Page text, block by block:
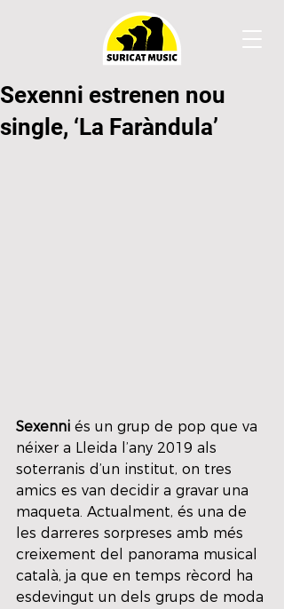
Sexenni estrenen nou
single, ‘La Faràndula’
Sexenni és un grup de pop que va
néixer a Lleida l’any 2019 als
soterranis d’un institut, on tres
amics es van decidir a gravar una
maqueta. Actualment, és una de
les darreres sorpreses amb més
creixement del panorama musical
català, ja que en temps rècord ha
esdevingut un dels grups de moda